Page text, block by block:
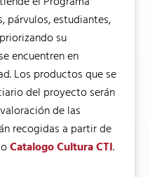
párvulos, estudiantes,
su
encuentren en
Los productos que se
del proyecto serán
de las
recogidas a partir de
Catalogo Cultura CTI.